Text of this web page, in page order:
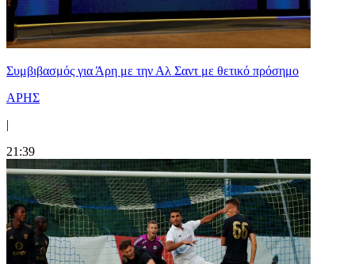
Συμβιβασμός για Άρη με την Αλ Σαντ με θετικό πρόσημο
ΑΡΗΣ
|
21:39